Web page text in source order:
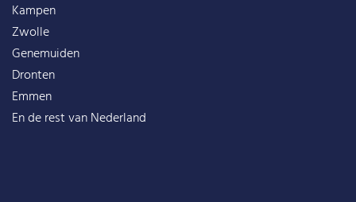
Kampen
Zwolle
Genemuiden
Dronten
Emmen
En de rest vanNederland